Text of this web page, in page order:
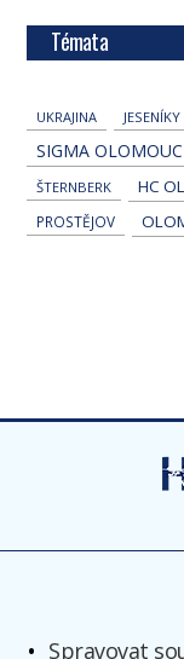
Témata
UKRAJINA JESENÍKY
SIGMA OLOMOUC
ŠTERNBERK
HC
PROSTĚJOV
Spravovat